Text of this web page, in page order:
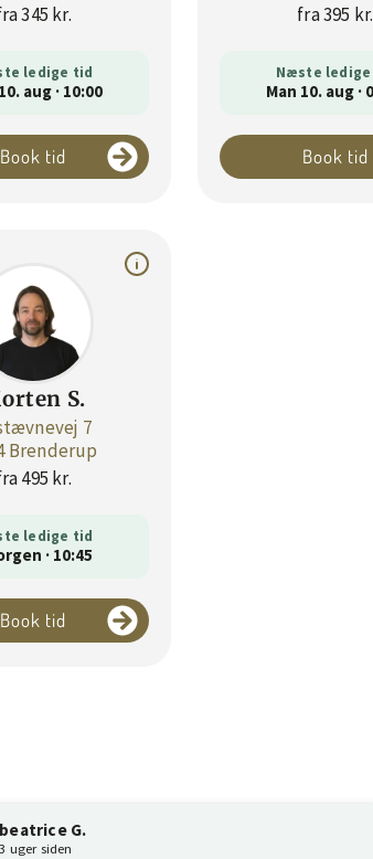
345 kr.
ledige tid
aug · 10:00
Book tid
fra 395 kr.
Næste
Man 10. aug ·
Book tid
S.
7
Brenderup
495 kr.
ledige tid
· 10:45
Book tid
beatrice G.
3 uger siden